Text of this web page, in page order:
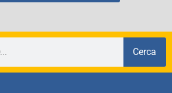
Cerca